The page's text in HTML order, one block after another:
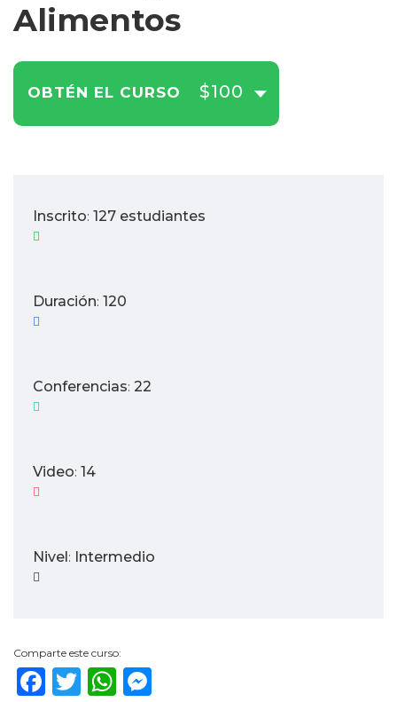
Alimentos
OBTÉN EL CURSO $100
Inscrito: 127 estudiantes
Duración: 120
Conferencias: 22
Video: 14
Nivel: Intermedio
Comparte este curso:
Facebook
TwitterWhatsApp